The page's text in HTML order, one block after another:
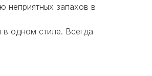
неприятных запахов в
одном стиле. Всегда